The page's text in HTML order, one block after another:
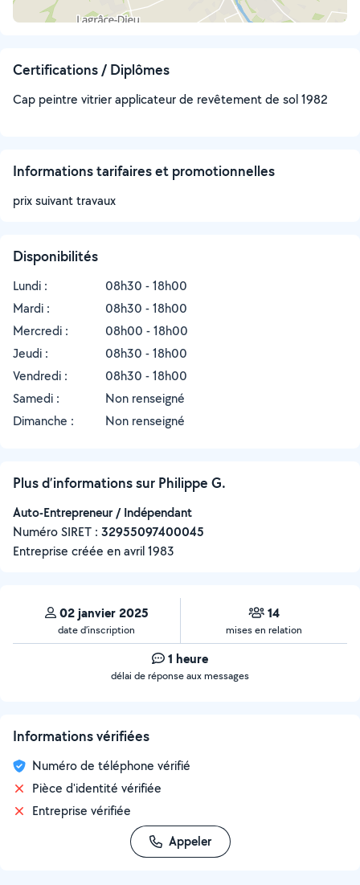
Certifications / Diplômes
Cap peintre vitrier applicateur de revêtement de sol 1982
Informations tarifaires et promotionnelles
prix suivant travaux
Disponibilités
Lundi :
08h30 - 18h00
Mardi :
08h30 - 18h00
Mercredi :
08h00 - 18h00
Jeudi :
08h30 - 18h00
Vendredi :
08h30 - 18h00
Samedi :
Non renseigné
Dimanche :
Non renseigné
Plus d’informations sur Philippe G.
Auto-Entrepreneur / Indépendant
Numéro SIRET : ‍32955097400045
Entreprise créée enavril 1983
02 janvier 2025
date d’inscription
14
mises en relation
1 heure
délai de réponse aux messages
Informations vérifiées
Numéro de téléphone vérifié
Pièce d'identité vérifiée
Entreprise vérifiée
Appeler